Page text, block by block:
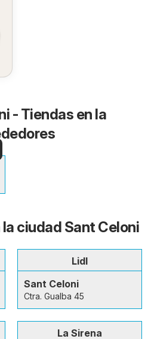
- Tiendas en la
ciudad Sant Celoni
Lidl
Sant Celoni
Ctra. Gualba 45
La Sirena